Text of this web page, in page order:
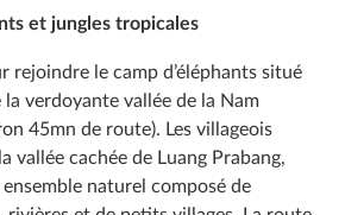
et jungles tropicales
rejoindre le camp d’éléphants situé
verdoyante vallée de la Nam
45mn de route). Les villageois
vallée cachée de Luang Prabang,
naturel composé de